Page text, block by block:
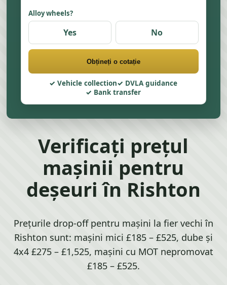
Alloy wheels?
Yes No
Obțineți o cotație
Vehicle collection
DVLA guidance
Bank transfer
Verificați prețul
mașinii pentru
deșeuri în Rishton
Prețurile drop-off pentru mașini la fier vechi în
Rishton sunt: mașini mici £185 – £525, dube și
4x4 £275 – £1,525, mașini cu MOT nepromovat
£185 – £525.